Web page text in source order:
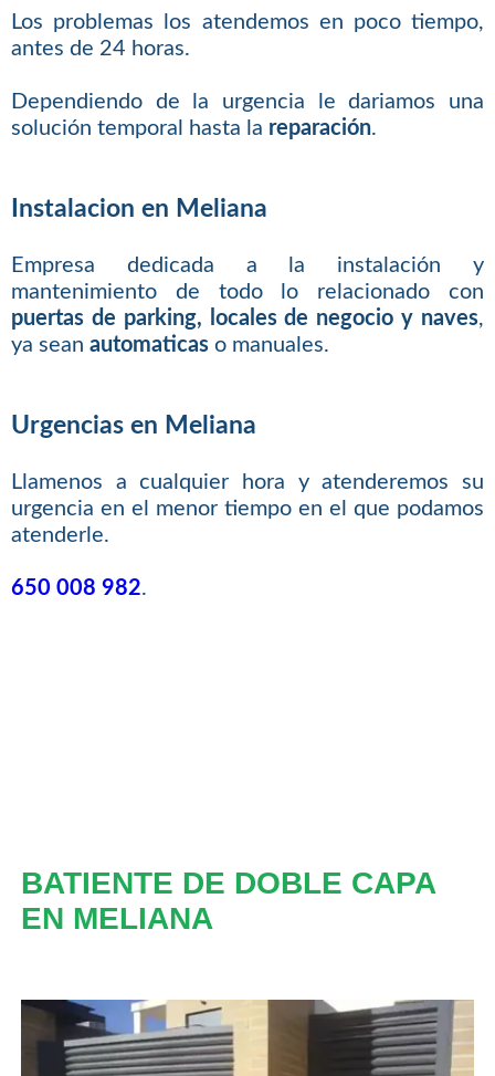
Los problemas los atendemos en poco tiempo,
antes de 24 horas.
Dependiendo de la urgencia le dariamos una
solución temporal hasta la reparación.
Instalacion en Meliana
Empresa dedicada a la instalación y
mantenimiento de todo lo relacionado con
puertas de parking, locales de negocio y naves,
ya sean automaticaso manuales.
Urgencias en Meliana
Llamenos a cualquier hora y atenderemos su
urgencia en el menor tiempo en el que podamos
atenderle.
650 008 982.
BATIENTE DE DOBLE CAPA
EN MELIANA